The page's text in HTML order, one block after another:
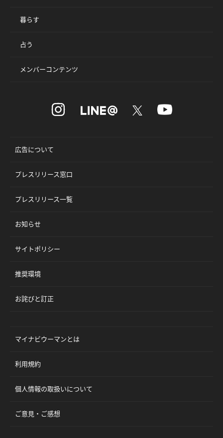
暮らす
占う
メンバーコンテンツ
広告について
プレスリリース窓口
プレスリリース一覧
お知らせ
サイトポリシー
推奨環境
お詫びと訂正
マイナビウーマンとは
利用規約
個人情報の取扱いについて
ご意見・ご感想